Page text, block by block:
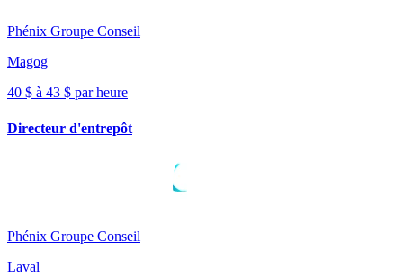
Phénix Groupe Conseil
Magog
40 $ à 43 $ par heure
Directeur d'entrepôt
Phénix Groupe Conseil
Laval